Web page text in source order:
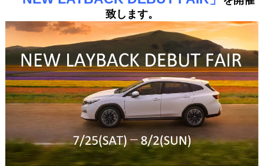
致します。